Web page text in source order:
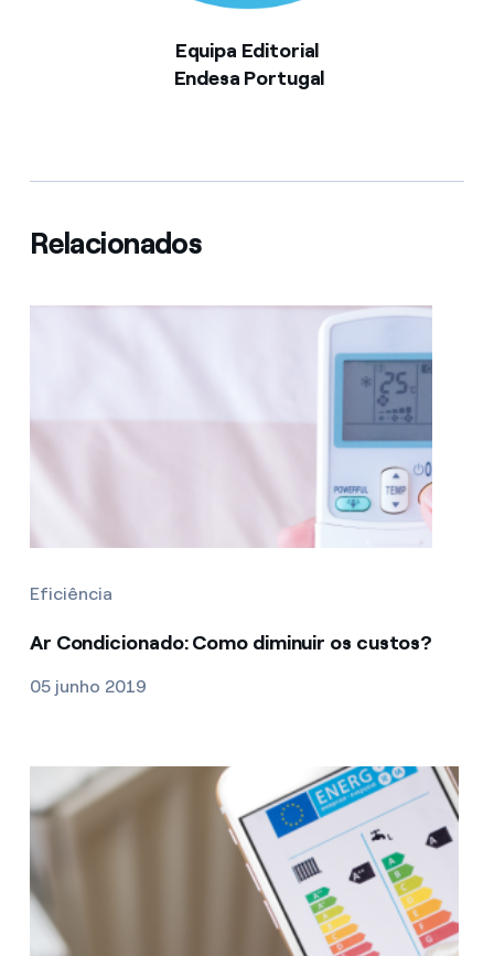
Equipa Editorial
Endesa Portugal
Relacionados
Eficiência
Ar Condicionado: Como diminuir os custos?
05 junho 2019